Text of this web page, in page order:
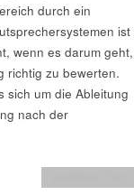
durch ein
ist
wenn es darum geht,
richtig zu bewerten.
sich um die Ableitung
nach der